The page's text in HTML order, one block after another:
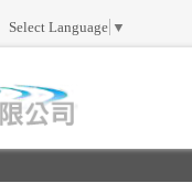
Select Language ▼